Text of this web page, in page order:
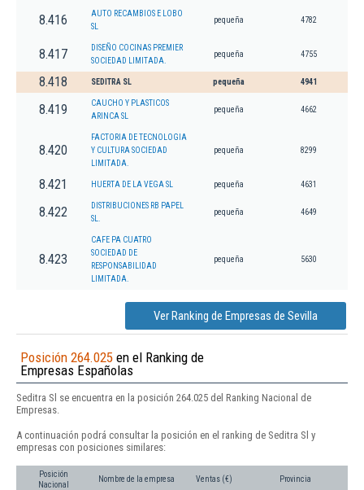
8.416
AUTO RECAMBIOS E LOBO
SL
pequeña 4782
8.417
DISEÑO COCINAS PREMIER
SOCIEDAD LIMITADA.
pequeña 4755
8.418 SEDITRA SL pequeña 4941
8.419
CAUCHO Y PLASTICOS
ARINCA SL
pequeña 4662
8.420
FACTORIA DE TECNOLOGIA
Y CULTURA SOCIEDAD
LIMITADA.
pequeña 8299
8.421 HUERTA DE LA VEGA SL pequeña 4631
8.422
DISTRIBUCIONES RB PAPEL
SL.
pequeña 4649
8.423
CAFE PA CUATRO
SOCIEDAD DE
RESPONSABILIDAD
LIMITADA.
pequeña 5630
Ver Ranking de Empresas de Sevilla
Posición 264.025 en el Ranking de
Empresas Españolas
Seditra Sl se encuentra en la posición 264.025 del Ranking Nacional de
Empresas.
A continuación podrá consultar la posición en el ranking de Seditra Sl y
empresas con posiciones similares:
Posición
Nacional
Nombre de la empresa Ventas (€) Provincia